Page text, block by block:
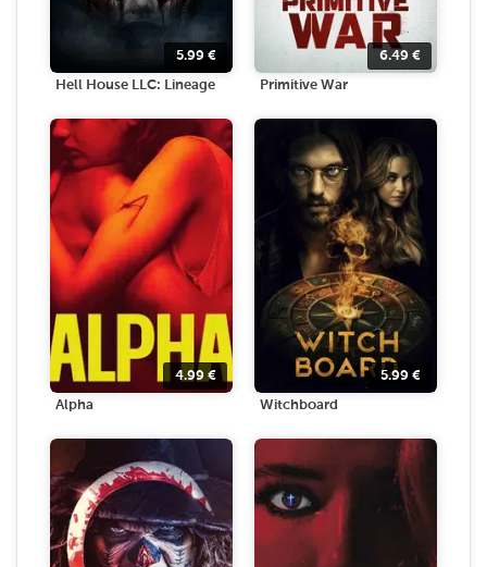
5.99 €
Hell House LLC: Lineage
6.49 €
Primitive War
4.99 €
Alpha
5.99 €
Witchboard